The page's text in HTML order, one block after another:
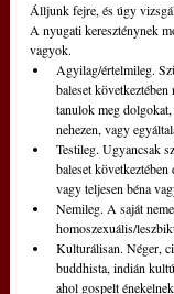
Álljunk fejre, és úgy
A nyugati kereszténynek
vagyok.
Agyilag/értelmileg.
baleset
tanulok meg
nehezen, vagy
Testileg. Ugyancsak
baleset
vagy teljesen béna
Nemileg. A saját
homoszexuális/
Kulturálisan. Néger,
buddhista, indián
ahol gospelt